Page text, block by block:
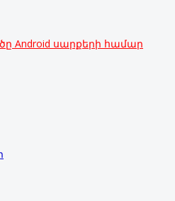
Android սարքերի համար